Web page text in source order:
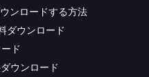
ンロードする方法
ダウンロード
ド
ウンロード